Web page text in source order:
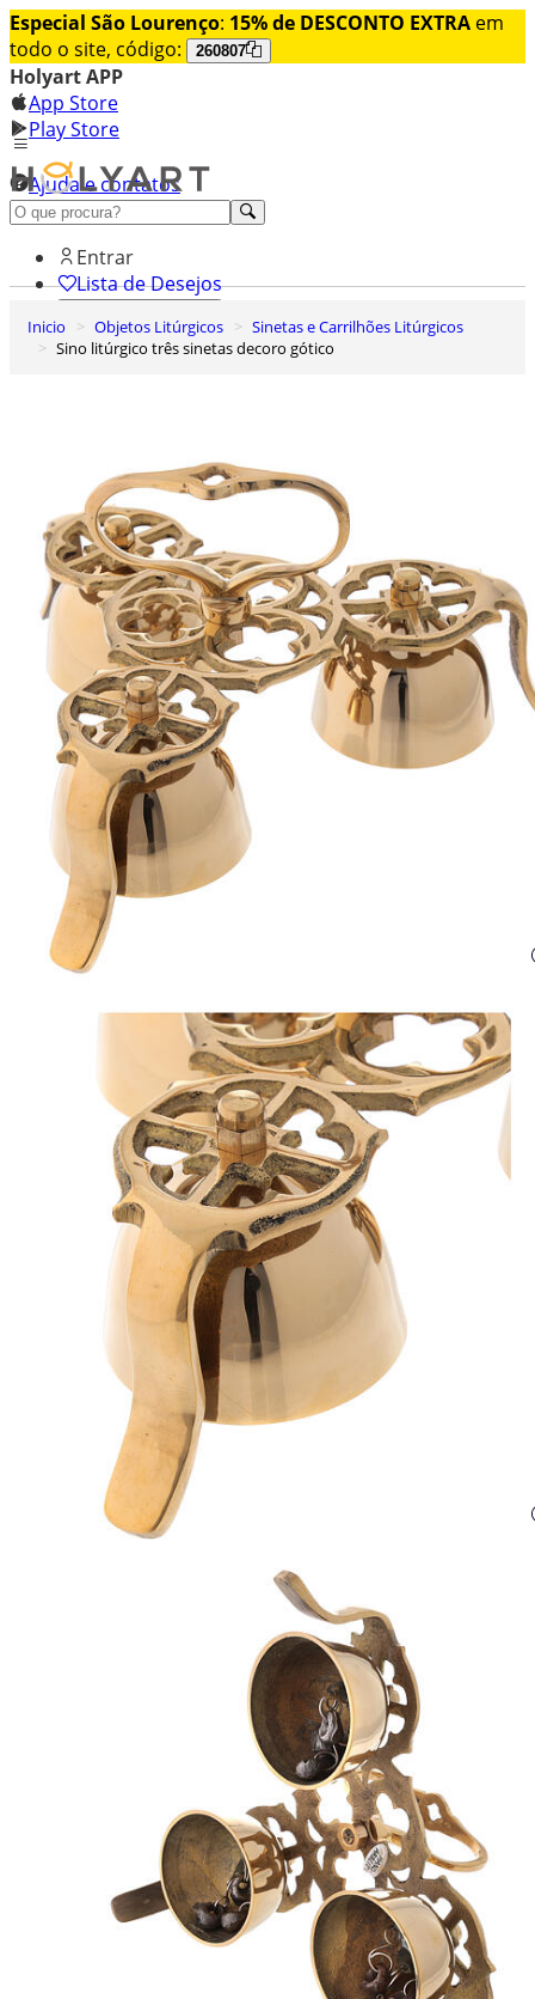
Especial São Lourenço: 15% de DESCONTO EXTRA em
todo o site, código:
260807
Holyart APP
App Store
Play Store
Ajuda e contatos
Conheça premium
Entrar
Lista de Desejos
0
Carrinho de Compras
Inicio Objetos Litúrgicos
Sinetas e Carrilhões Litúrgicos
Sino litúrgico três sinetas decoro gótico